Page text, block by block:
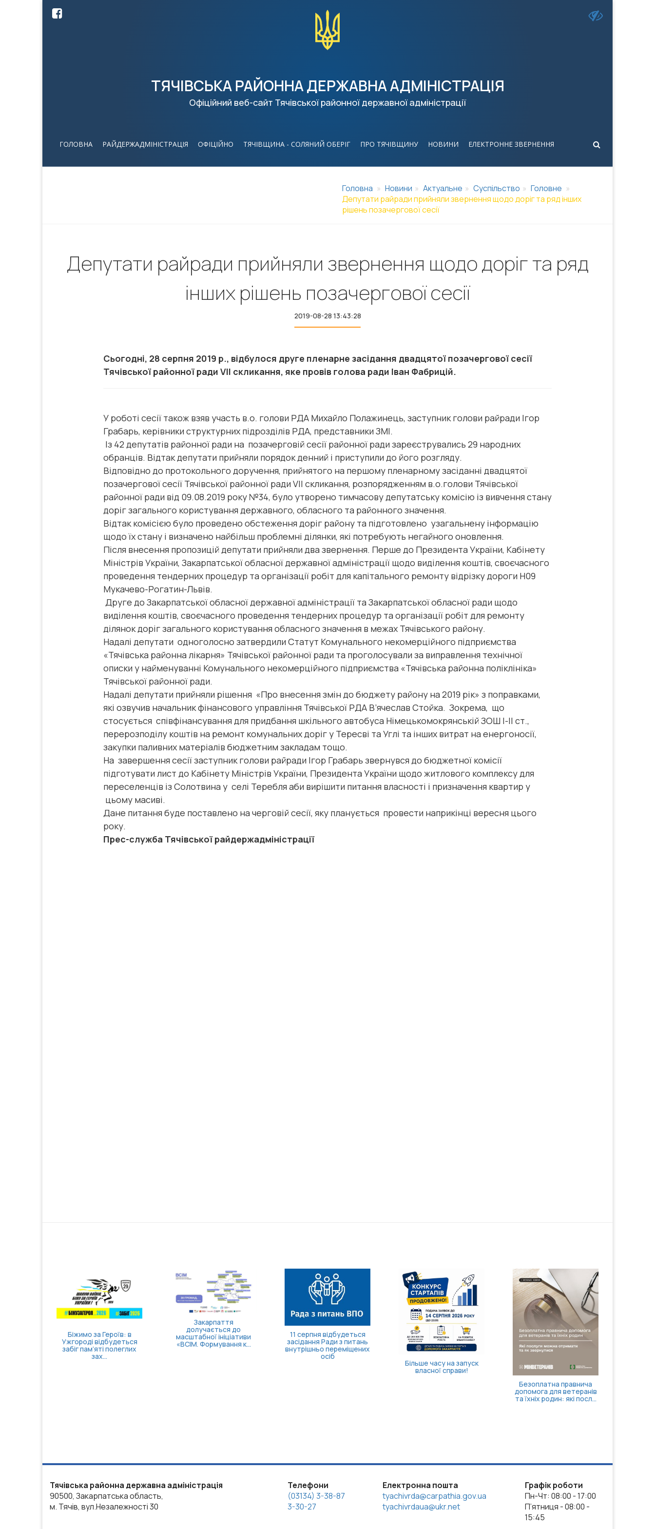
ТЯЧІВСЬКА РАЙОННА ДЕРЖАВНА АДМІНІСТРАЦІЯ
Офіційний веб-сайт Тячівської районної державної адміністрації
ГОЛОВНА РАЙДЕРЖАДМІНІСТРАЦІЯ ОФІЦІЙНО ТЯЧІВЩИНА - СОЛЯНИЙ ОБЕРІГ ПРО ТЯЧІВЩИНУ НОВИНИ ЕЛЕКТРОННЕ ЗВЕРНЕННЯ
Головна Новини Актуальне Суспільство
Головне
Депутати райради прийняли звернення щодо доріг та ряд інших
рішень позачергової сесії
Депутати райради прийняли звернення щодо доріг та ряд
інших рішень позачергової сесії
2019-08-28 13:43:28
Cьогодні, 28 серпня 2019 р., відбулося друге пленарне засідання двадцятої позачергової сесії
Тячівської районної ради VII скликання, яке провів голова ради Іван Фабрицій.
У роботі сесії також взяв участь в.о. голови РДА Михайло Полажинець, заступник голови райради Ігор
Грабарь, керівники структурних підрозділів РДА, представники ЗМІ.
Із 42 депутатів районної ради на позачерговій сесії районної ради зареєструвались 29 народних
обранців. Відтак депутати прийняли порядок денний і приступили до його розгляду.
Відповідно до протокольного доручення, прийнятого на першому пленарному засіданні двадцятої
позачергової сесії Тячівської районної ради VІІ скликання, розпорядженням в.о.голови Тячівської
районної ради від 09.08.2019 року №34, було утворено тимчасову депутатську комісію із вивчення стану
доріг загального користування державного, обласного та районного значення.
Відтак комісією було проведено обстеження доріг району та підготовлено узагальнену інформацію
щодо їх стану і визначено найбільш проблемні ділянки, які потребують негайного оновлення.
Після внесення пропозицій депутати прийняли два звернення. Перше до Президента України, Кабінету
Міністрів України, Закарпатської обласної державної адміністрації щодо виділення коштів, своєчасного
проведення тендерних процедур та організації робіт для капітального ремонту відрізку дороги Н09
Мукачево-Рогатин-Львів.
Друге до Закарпатської обласної державної адміністрації та Закарпатської обласної ради щодо
виділення коштів, своєчасного проведення тендерних процедур та організації робіт для ремонту
ділянок доріг загального користування обласного значення в межах Тячівського району.
Надалі депутати одноголосно затвердили Статут Комунального некомерційного підприємства
«Тячівська районна лікарня» Тячівської районної ради та проголосували за виправлення технічної
описки у найменуванні Комунального некомерційного підприємства «Тячівська районна поліклініка»
Тячівської районної ради.
Надалі депутати прийняли рішення «Про внесення змін до бюджету району на 2019 рік» з поправками,
які озвучив начальник фінансового управління Тячівської РДА В’ячеслав Стойка. Зокрема, що
стосується співфінансування для придбання шкільного автобуса Німецькомокрянській ЗОШ І-ІІ ст.,
перерозподілу коштів на ремонт комунальних доріг у Тересві та Углі та інших витрат на енергоносії,
закупки паливних матеріалів бюджетним закладам тощо.
На завершення сесії заступник голови райради Ігор Грабарь звернувся до бюджетної комісії
підготувати лист до Кабінету Міністрів України, Президента України щодо житлового комплексу для
переселенців із Солотвина у селі Теребля аби вирішити питання власності і призначення квартир у
цьому масиві.
Дане питання буде поставлено на черговій сесії, яку планується провести наприкінці вересня цього
року.
Прес-служба Тячівської райдержадміністрації
Доступні понад 70
підрозділів: в Україні
розширили програму
поверне...
Борщівник: що це за
рослина і чим вона
небезпечна?
Кортизол і здоров’я після
40: чому варто пройти
скринінг
Тячівська районна державна адміністрація
90500, Закарпатська область,
м. Тячів, вул.Незалежності 30
Телефони
(03134) 3-38-87
3-30-27
Електронна пошта
tyachivrda@carpathia.gov.ua
tyachivrdaua@ukr.net
Графік роботи
Пн-Чт: 08:00 - 17:00
П’ятниця - 08:00 -
15:45